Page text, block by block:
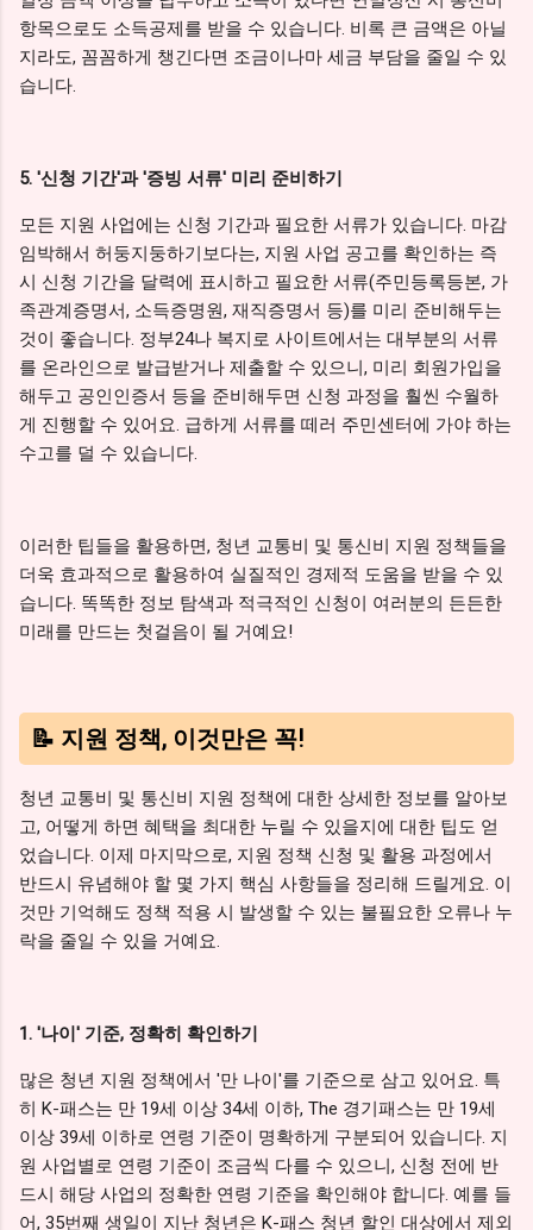
항목으로도 소득공제를 받을 수 있습니다. 비록 큰 금액은 아닐
지라도, 꼼꼼하게 챙긴다면 조금이나마 세금 부담을 줄일 수 있
습니다.
5. '신청 기간'과 '증빙 서류' 미리 준비하기
모든 지원 사업에는 신청 기간과 필요한 서류가 있습니다. 마감
임박해서 허둥지둥하기보다는, 지원 사업 공고를 확인하는 즉
시 신청 기간을 달력에 표시하고 필요한 서류(주민등록등본, 가
족관계증명서, 소득증명원, 재직증명서 등)를 미리 준비해두는
것이 좋습니다. 정부24나 복지로 사이트에서는 대부분의 서류
를 온라인으로 발급받거나 제출할 수 있으니, 미리 회원가입을
해두고 공인인증서 등을 준비해두면 신청 과정을 훨씬 수월하
게 진행할 수 있어요. 급하게 서류를 떼러 주민센터에 가야 하는
수고를 덜 수 있습니다.
이러한 팁들을 활용하면, 청년 교통비 및 통신비 지원 정책들을
더욱 효과적으로 활용하여 실질적인 경제적 도움을 받을 수 있
습니다. 똑똑한 정보 탐색과 적극적인 신청이 여러분의 든든한
미래를 만드는 첫걸음이 될 거예요!
📝 지원 정책, 이것만은 꼭!
청년 교통비 및 통신비 지원 정책에 대한 상세한 정보를 알아보
고, 어떻게 하면 혜택을 최대한 누릴 수 있을지에 대한 팁도 얻
었습니다. 이제 마지막으로, 지원 정책 신청 및 활용 과정에서
반드시 유념해야 할 몇 가지 핵심 사항들을 정리해 드릴게요. 이
것만 기억해도 정책 적용 시 발생할 수 있는 불필요한 오류나 누
락을 줄일 수 있을 거예요.
1. '나이' 기준, 정확히 확인하기
많은 청년 지원 정책에서 '만 나이'를 기준으로 삼고 있어요. 특
히 K-패스는 만 19세 이상 34세 이하, The 경기패스는 만 19세
이상 39세 이하로 연령 기준이 명확하게 구분되어 있습니다. 지
원 사업별로 연령 기준이 조금씩 다를 수 있으니, 신청 전에 반
드시 해당 사업의 정확한 연령 기준을 확인해야 합니다. 예를 들
어, 35번째 생일이 지난 청년은 K-패스 청년 할인 대상에서 제외